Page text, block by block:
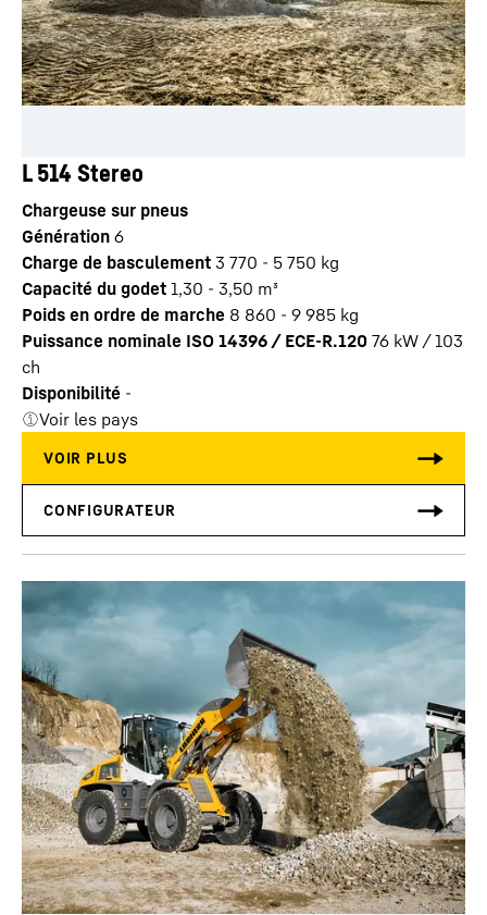
L 514 Stereo
Chargeuse sur pneus
Génération 6
Charge de basculement 3 770 - 5 750 kg
Capacité du godet 1,30 - 3,50 m³
Poids en ordre de marche 8 860 - 9 985 kg
Puissance nominale ISO 14396 / ECE-R.120 76 kW / 103
ch
Disponibilité -
Voir les pays